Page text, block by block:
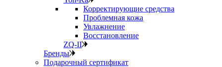
Корректирующие средства
Проблемная кожа
Увлажнение
Восстановление
ZQ-II
Бренды
Подарочный сертификат